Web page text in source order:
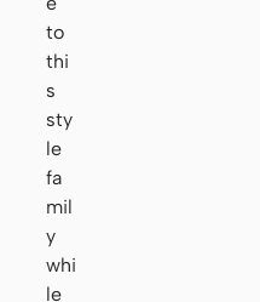
to
thi
s
sty
le
fa
mil
y
whi
le